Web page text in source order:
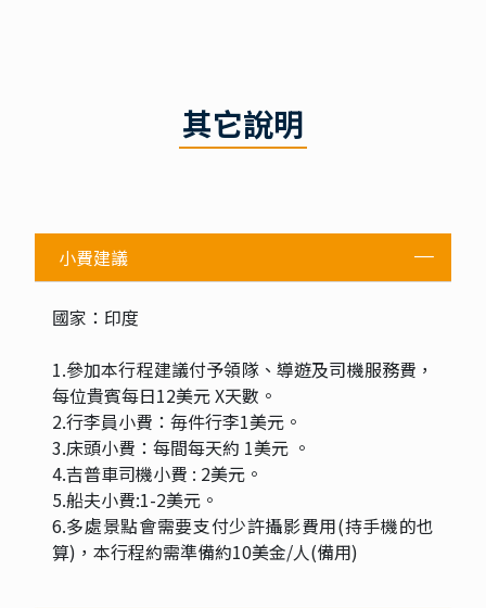
其它說明
小費建議
國家：印度
1.參加本行程建議付予領隊、導遊及司機服務費，
每位貴賓每日12美元 X天數。
2.行李員小費：毎件行李1美元。
3.床頭小費：每間每天約 1美元 。
4.吉普車司機小費 : 2美元。
5.船夫小費:1-2美元。
6.多處景點會需要支付少許攝影費用(持手機的也
算)，本行程約需準備約10美金/人(備用)